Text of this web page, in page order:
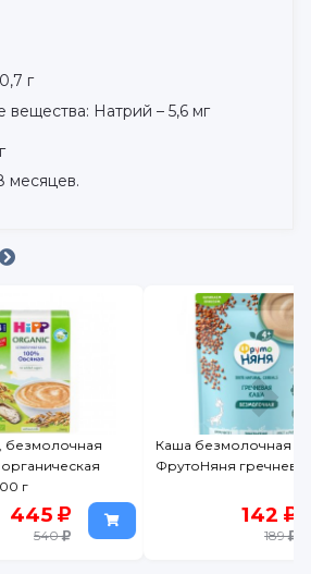
г
вещества: Натрий – 5,6 мг
месяцев.
Каша безмолочная
ФрутоНяня гречневая, 190г